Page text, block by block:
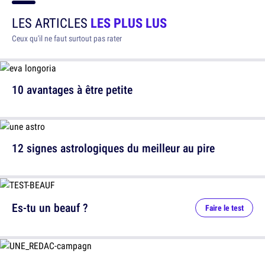
LES ARTICLES LES PLUS LUS
Ceux qu'il ne faut surtout pas rater
10 avantages à être petite
12 signes astrologiques du meilleur au pire
Es-tu un beauf ? Faire le test